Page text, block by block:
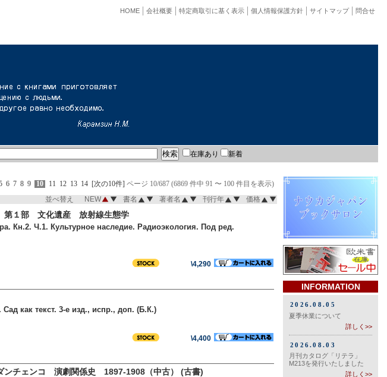
問合せ
サイトマップ
個人情報保護方針
特定商取引に基く表示
会社概要
HOME
在庫あり 新着
6 7 8 9 10 11 12 13 14 [次の10件] ページ 10/687 (6869 件中 91 〜 100 件目を表示)
並べ替え NEW 書名 著者名 刊行年 価格
第１部 文化遺産 放射線生態学
Кн.2. Ч.1. Культурное наследие. Радиоэкология. Под ред.
\4,290
как текст. 3-е изд., испр., доп. (Б.К.)
\4,400
ンチェンコ 演劇関係史 1897-1908（中古） (古書)
INFORMATION